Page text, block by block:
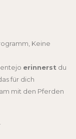
Keine
erinnerst du
für dich
mit den Pferden